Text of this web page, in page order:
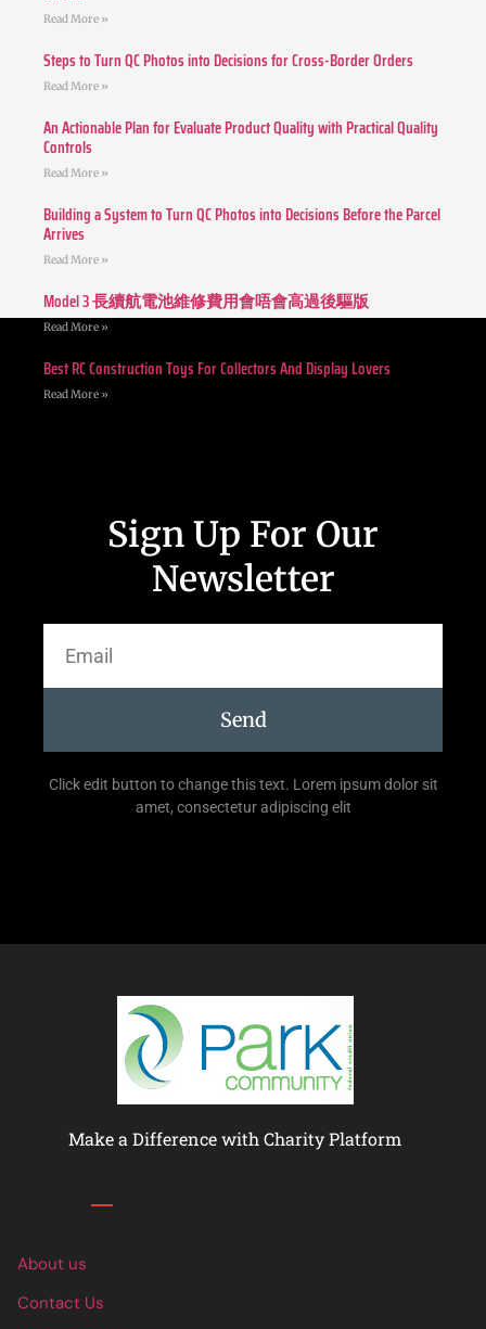
Read More »
Steps to Turn QC Photos into Decisions for Cross-Border Orders
Read More »
An Actionable Plan for Evaluate Product Quality with Practical Quality
Controls
Read More »
Building a System to Turn QC Photos into Decisions Before the Parcel
Arrives
Read More »
Model 3 長續航電池維修費用會唔會高過後驅版
Read More »
Best RC Construction Toys For Collectors And Display Lovers
Read More »
Sign Up For Our
Newsletter
Send
Click edit button to change this text. Lorem ipsum dolor sit
amet, consectetur adipiscing elit
Make a Difference with Charity Platform
About us
Contact Us